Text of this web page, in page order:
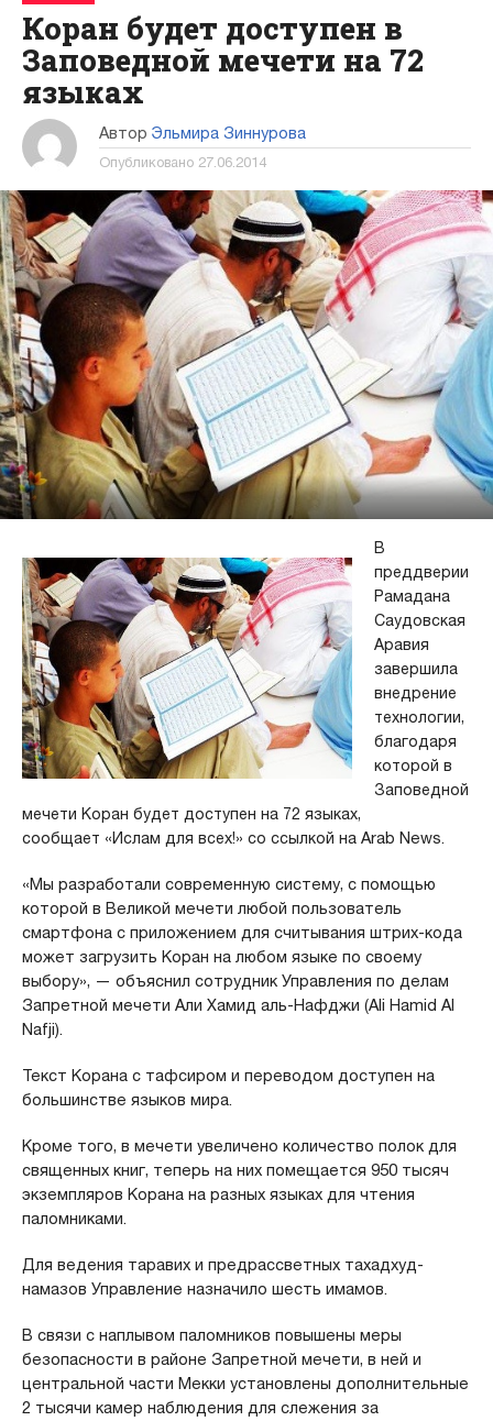
Коран будет доступен в
Заповедной мечети на 72
языках
Автор Эльмира Зиннурова
Опубликовано 27.06.2014
В
преддверии
Рамадана
Саудовская
Аравия
завершила
внедрение
технологии,
благодаря
которой в
Заповедной
мечети Коран будет доступен на 72 языках,
сообщает «Ислам для всех!» со ссылкой на Arab News.
«Мы разработали современную систему, с помощью
которой в Великой мечети любой пользователь
смартфона с приложением для считывания штрих-кода
может загрузить Коран на любом языке по своему
выбору», — объяснил сотрудник Управления по делам
Запретной мечети Али Хамид аль-Нафджи (Ali Hamid Al
Nafji).
Текст Корана с тафсиром и переводом доступен на
большинстве языков мира.
Кроме того, в мечети увеличено количество полок для
священных книг, теперь на них помещается 950 тысяч
экземпляров Корана на разных языках для чтения
паломниками.
Для ведения таравих и предрассветных тахадхуд-
намазов Управление назначило шесть имамов.
В связи с наплывом паломников повышены меры
безопасности в районе Запретной мечети, в ней и
центральной части Мекки установлены дополнительные
2 тысячи камер наблюдения для слежения за